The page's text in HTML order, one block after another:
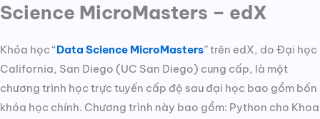
Science MicroMasters – edX
Khóa học “Data Science MicroMasters” trên edX, do Đại học
California, San Diego (UC San Diego) cung cấp, là một
chương trình học trực tuyến cấp độ sau đại học bao gồm bốn
khóa học chính. Chương trình này bao gồm: Python cho Khoa